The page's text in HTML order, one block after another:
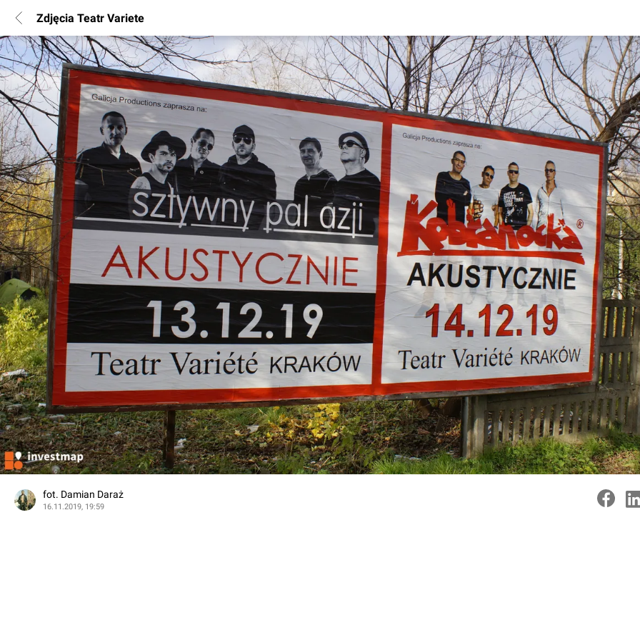
Rynek
POPULARNE REGIONY
Warszawa
Wrocław
Kraków
Poznań
Katowice
Lublin
Gdańsk
Łódź Szczecin
INFORMACJE
Regulamin
Polityka Prywatności
Kontakt
Marketing nieruchomości
Zdjęcia Teatr Variete
fot. Damian Daraż
16.11.2019, 19:59